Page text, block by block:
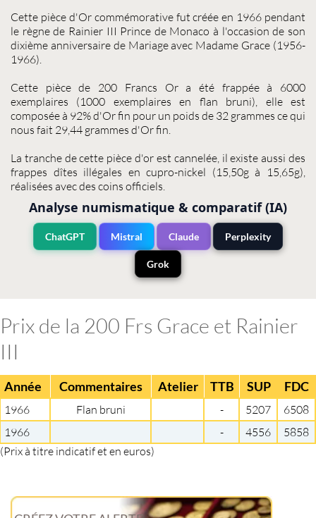
Cette pièce d'Or commémorativefut créée en 1966 pendant
le règne de Rainier III Prince de Monaco à l'occasion de son
dixième anniversaire de Mariage avec Madame Grace (1956-
1966).
Cette pièce de 200 Francs Ora été frappée à 6000
exemplaires (1000 exemplaires en flan bruni), elle est
composée à 92% d'Or fin pour un poids de 32 grammes ce qui
nous fait 29,44 grammes d'Or fin.
La tranche de cette pièce d'or est cannelée, il existe aussi des
frappes dîtes illégales en cupro-nickel (15,50g à 15,65g),
réalisées avec des coins officiels.
Analyse numismatique & comparatif (IA)
ChatGPT Mistral Claude Perplexity
Grok
Prix de la 200 Frs Grace et Rainier
III
Année Commentaires Atelier TTB SUP FDC
1966 Flan bruni - 5207
6508
1966
- 4556
5858
(Prix à titre indicatif et en euros)